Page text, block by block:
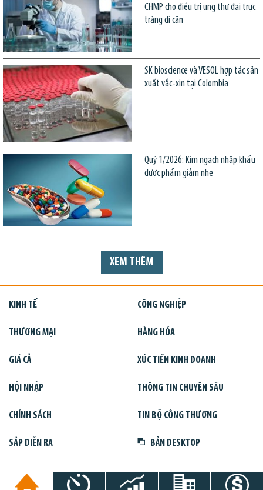
CHMP cho điều trị ung thư đại trực
tràng di căn
SK bioscience và VESOL hợp tác sản
xuất vắc-xin tại Colombia
Quý 1/2026: Kim ngạch nhập khẩu
dược phẩm giảm nhẹ
XEM THÊM
KINH TẾ CÔNG NGHIỆP
THƯƠNG MẠI HÀNG HÓA
GIÁ CẢ XÚC TIẾN KINH DOANH
HỘI NHẬP THÔNG TIN CHUYÊN SÂU
CHÍNH SÁCH TIN BỘ CÔNG THƯƠNG
SẮP DIỄN RA BẢN DESKTOP